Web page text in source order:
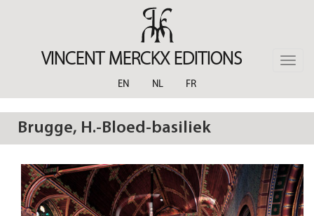
VINCENT MERCKX EDITIONS
Toggle
EN
NL FR
Brugge, H.-Bloed-basiliek